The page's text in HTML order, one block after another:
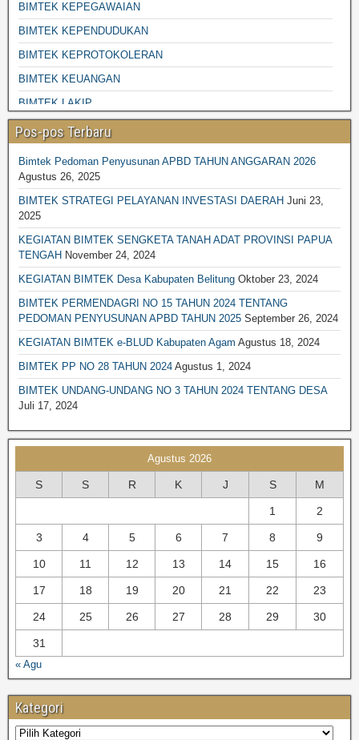
BIMTEK KEPEGAWAIAN
BIMTEK KEPENDUDUKAN
BIMTEK KEPROTOKOLERAN
BIMTEK KEUANGAN
BIMTEK LAKIP
BIMTEK LINGKUNGAN HIDUP
BIMTEK DESA-DESA
BIMTEK PENGELOLAAN SAMPAH
BIMTEK PENGELOLAAN KEAUANGAN
BIMTEK PERPAJAKAN
BIMTEK PERTANAHAN
BIMTEK LEGAL DRAFTING
BIMTEK RKPD
BIMTEK RPJPD RPJMD
BIMTEK SATPOL PP
BIMTEK DPRD|SET. DPRD
BIMTEK SOP
BIMTEK KEPENDUDUKAN & CATATAN SIPIL
BIMTEK TATA RUANG
Pos-pos Terbaru
Bimtek Pedoman Penyusunan APBD TAHUN ANGGARAN 2026
Agustus 26, 2025
BIMTEK STRATEGI PELAYANAN INVESTASI DAERAH Juni 23,
2025
KEGIATAN BIMTEK SENGKETA TANAH ADAT PROVINSI PAPUA
TENGAH November 24, 2024
KEGIATAN BIMTEK Desa Kabupaten Belitung Oktober 23, 2024
BIMTEK PERMENDAGRI NO 15 TAHUN 2024 TENTANG
PEDOMAN PENYUSUNAN APBD TAHUN 2025 September 26, 2024
KEGIATAN BIMTEK e-BLUD Kabupaten Agam Agustus 18, 2024
BIMTEK PP NO 28 TAHUN 2024 Agustus 1, 2024
BIMTEK UNDANG-UNDANG NO 3 TAHUN 2024 TENTANG DESA
Juli 17, 2024
Agustus 2026
S S R K J S M
1 2
3 4 5 6 7 8 9
10 11 12 13 14 15 16
17 18 19 20 21 22 23
24 25 26 27 28 29 30
31
« Agu
Kategori